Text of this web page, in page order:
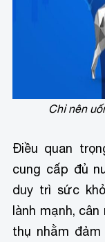
Chỉ nên
Điều quan
cung cấp đủ
duy trì sức
lành mạnh,
thụ nhằm